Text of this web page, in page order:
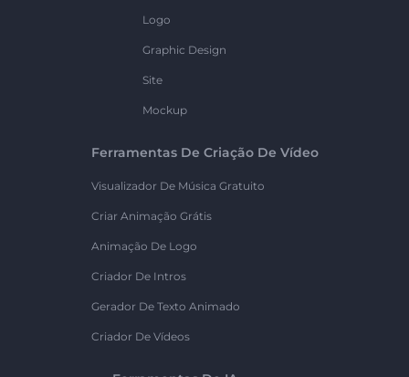
Logo
Graphic Design
Site
Mockup
Ferramentas De Criação De Vídeo
Visualizador De Música Gratuito
Criar Animação Grátis
Animação De Logo
Criador De Intros
Gerador De Texto Animado
Criador De Vídeos